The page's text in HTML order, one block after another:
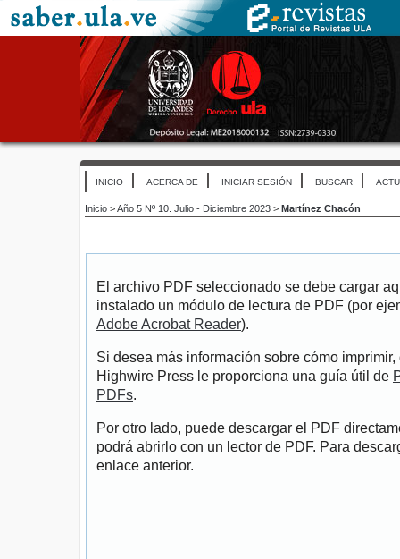
INICIO ACERCA DE INICIAR SESIÓN BUSCAR
Inicio >Año 5 Nº 10. Julio - Diciembre 2023 > Martínez Chacón
El archivo PDF seleccionado se debe cargar
instalado un módulo de lectura de PDF (por
Adobe Acrobat Reader).
Si desea más información sobre cómo
Highwire Press le proporciona una guía útil de
PDFs.
Por otro lado, puede descargar el PDF
podrá abrirlo con un lector de PDF. Para
enlace anterior.